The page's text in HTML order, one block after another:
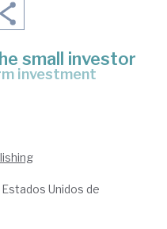
small investor
Unidos de